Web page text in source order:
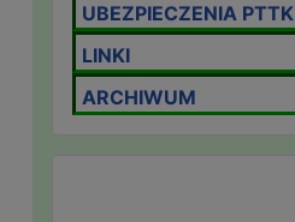
UBEZPIECZENIA PTTK
LINKI
ARCHIWUM